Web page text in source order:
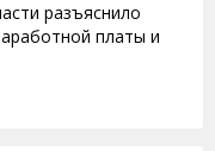
разъяснило
платы и